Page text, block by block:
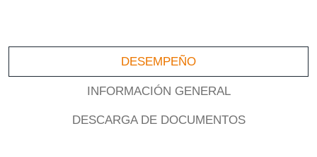
DESEMPEÑO
INFORMACIÓN GENERAL
DESCARGA DE DOCUMENTOS